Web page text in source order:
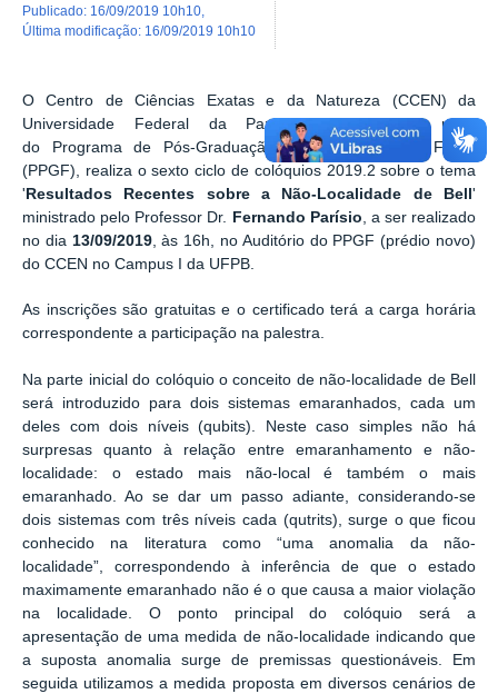
publicado: 16/09/2019 10h10
última modificação: 16/09/2019 10h10
O Centro de Ciências Exatas e da Natureza (CCEN) da
Universidade Federal da Paraíba (UFPB), por meio
do Programa de Pós-GraduaçãoStricto Sensu
em Física
(PPGF), realiza o sexto ciclo de colóquios 2019.2 sobre o tema
' Resultados Recentes sobre a Não-Localidade de Bell '
ministrado pelo Professor Dr.
Fernando Parísio , a ser realizado
no dia 13/09/2019, às 16h, no Auditório do PPGF (prédio novo)
do CCEN no Campus I da UFPB.
As inscrições são gratuitas e o certificado terá a carga horária
correspondente a participação na palestra.
Na parte inicial do colóquio o conceito de não-localidade de Bell
será introduzido para dois sistemas emaranhados, cada um
deles com dois níveis (qubits). Neste caso simples não há
surpresas quanto à relação entre emaranhamento e não-
localidade: o estado mais não-local é também o mais
emaranhado. Ao se dar um passo adiante, considerando-se
dois sistemas com três níveis cada (qutrits), surge o que ficou
conhecido na literatura como “uma anomalia da não-
localidade”, correspondendo à inferência de que o estado
maximamente emaranhado não é o que causa a maior violação
na localidade. O ponto principal do colóquio será a
apresentação de uma medida de não-localidade indicando que
a suposta anomalia surge de premissas questionáveis. Em
seguida utilizamos a medida proposta em diversos cenários de